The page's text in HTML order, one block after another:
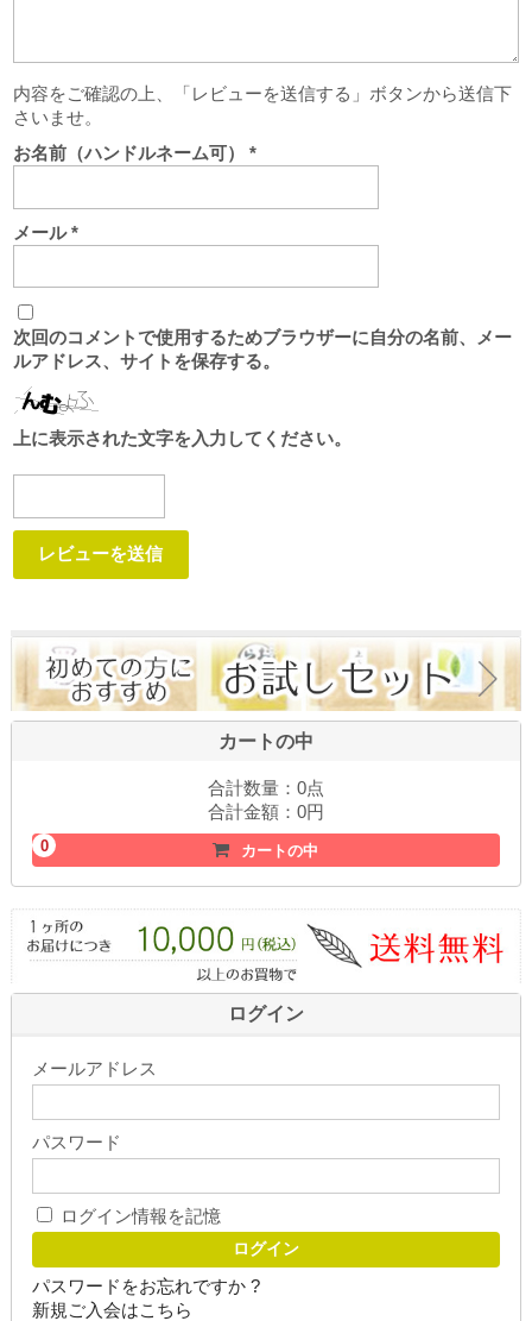
内容をご確認の上、「レビューを送信する」ボタンから送信下
さいませ。
お名前（ハンドルネーム可） *
メール*
次回のコメントで使用するためブラウザーに自分の名前、メー
ルアドレス、サイトを保存する。
上に表示された文字を入力してください。
カートの中
合計数量： 0点
合計金額： 0円
カートの中
0
ログイン
メールアドレス
パスワード
ログイン情報を記憶
パスワードをお忘れですか ?
新規ご入会はこちら